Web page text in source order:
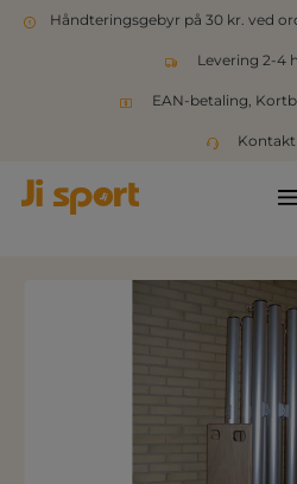
Håndteringsgebyr på 30 kr. ved
Levering 2-4
EAN-betaling,